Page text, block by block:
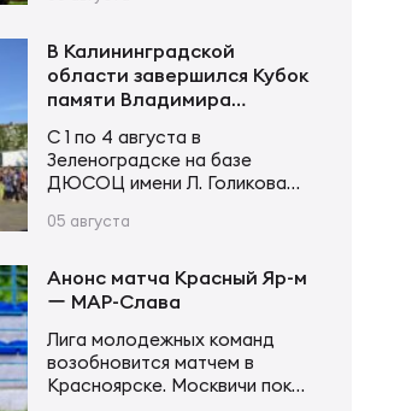
не оставил сопернику
шансов. Счёт открыл Андрей
Поселягин, после чего
Григорий Каргинов трижды
поразил зачётное поле
соперника, оформив хет-трик.
Ещё одну попытку в первой
Толкалов, а Иван Чупров был
В Калининградской
области завершился Кубок
памяти Владимира
С 1 по 4 августа в
Зеленоградске на базе
ДЮСОЦ имени Л. Голикова
Владимира Сергеевича
приняли участие более 20
команд в трех возрастных
Мальчики и девочки до 12 лет
(2015–2016 г. р.): Мальчики и
девочки до 14 лет (2013–2014
05 августа
Анонс матча Красный Яр-м
ー МАР-Слава
Лига молодежных команд
возобновится матчем в
Красноярске. Москвичи пока